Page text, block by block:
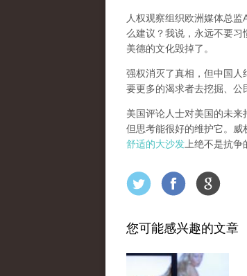
人权观察组织欧洲媒体总
么建议？我说，永远不要
美德的文化毁掉了。
强权消灭了真相，但中国
要更多的渴求者去挖掘、公
美国评论人士对美国的未来
但思考能很好的维护它。
舒适的大沙发 上绝不是抗争
您可能感兴趣的文章